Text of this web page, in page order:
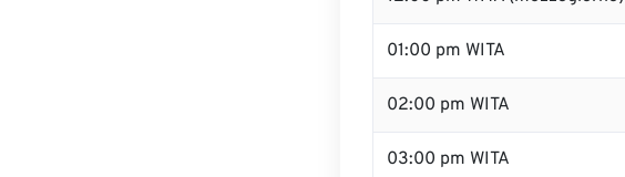
01:00 pm WITA
02:00 pm WITA
03:00 pm WITA